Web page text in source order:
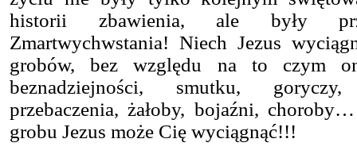
historii zbawienia, ale były
Zmartwychwstania! Niech Jezus
grobów, bez względu na to czym
beznadziejności, smutku,
przebaczenia, żałoby, bojaźni,
grobu Jezus może Cię wyciągnąć!!!